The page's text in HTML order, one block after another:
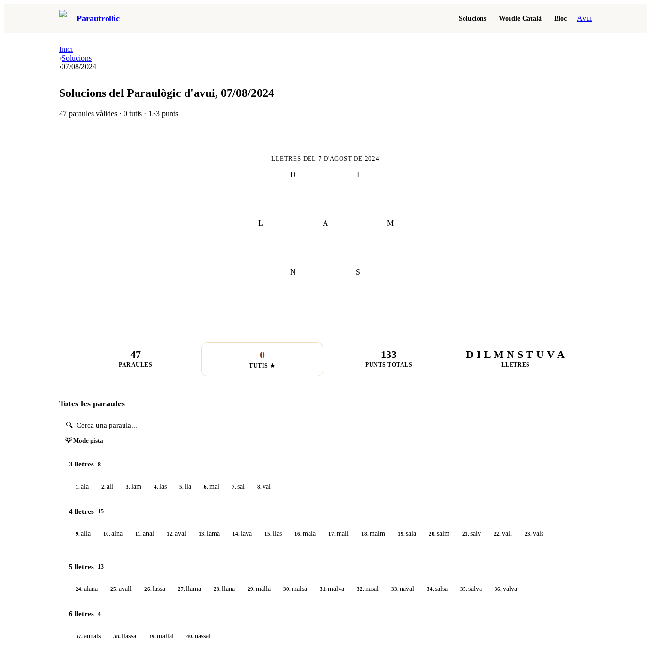
Parautrollic Solucions Wordle Català Bloc Avui
Inici
›Solucions
›07/08/2024
Solucions del Paraulògic d'avui, 07/08/2024
47 paraules vàlides · 0 tutis · 133 punts
LLETRES DEL 7 D'AGOST DE 2024
A
D I
L M
N S
47
PARAULES
0
TUTIS ★
133
PUNTS TOTALS
D I L M N S T U V A
LLETRES
Totes les paraules
💡 Mode pista
3 lletres 8
1.ala 2.all 3.lam 4.las 5.lla 6.mal 7.sal 8.val
4 lletres 15
9.alla 10.alna 11.anal 12.aval 13.lama 14.lava 15.llas 16.mala 17.mall 18.malm 19.sala 20.salm 21.salv 22.vall 23.vals
5 lletres 13
24.alana 25.avall 26.lassa 27.llama 28.llana 29.malla 30.malsa 31.malva 32.nasal 33.naval 34.salsa 35.salva 36.valva
6 lletres 4
37.annals 38.llassa 39.mallal 40.nassal